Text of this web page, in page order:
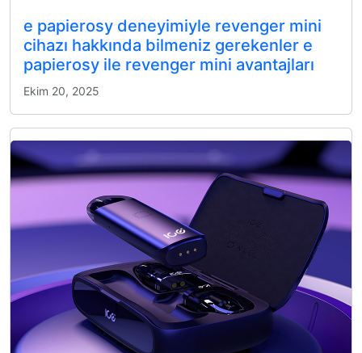
e papierosy deneyimiyle revenger mini
cihazı hakkında bilmeniz gerekenler e
papierosy ile revenger mini avantajları
Ekim 20, 2025